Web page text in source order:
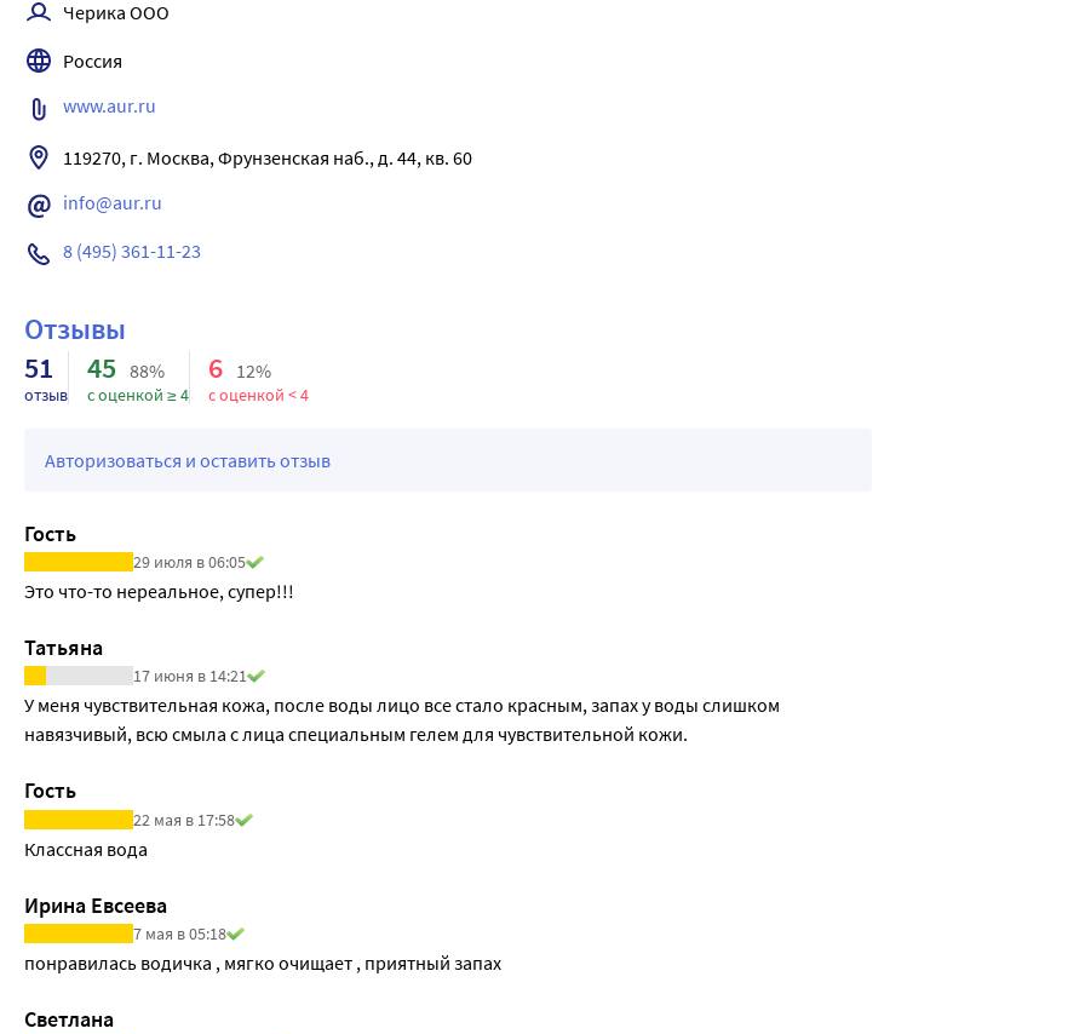
Черика ООО
Россия
www.aur.ru
119270, г. Москва, Фрунзенская наб., д. 44, кв. 60
info@aur.ru
8 (495) 361-11-23
Отзывы
51
отзыв
45 88%
с оценкой ≥ 4
6 12%
с оценкой < 4
Авторизоваться и оставить отзыв
Гость
29 июля в 06:05
Это что-то нереальное, супер!!!
Татьяна
17 июня в 14:21
У меня чувствительная кожа, после воды лицо все стало красным, запах у воды слишком
навязчивый, всю смыла с лица специальным гелем для чувствительной кожи.
Гость
22 мая в 17:58
Классная вода
Ирина Евсеева
7 мая в 05:18
понравилась водичка , мягко очищает , приятный запах
Светлана